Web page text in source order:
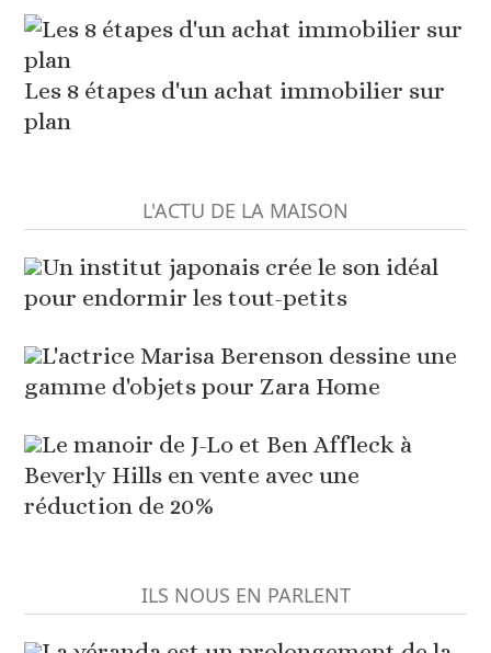
Les 8 étapes d'un achat immobilier sur
plan
L'ACTU DE LA MAISON
Un institut japonais crée le son idéal
pour endormir les tout-petits
L'actrice Marisa Berenson dessine une
gamme d'objets pour Zara Home
Le manoir de J-Lo et Ben Affleck à
Beverly Hills en vente avec une
réduction de 20%
ILS NOUS EN PARLENT